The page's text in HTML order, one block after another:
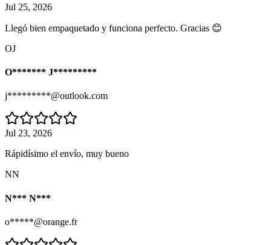
Jul 25, 2026
Llegó bien empaquetado y funciona perfecto. Gracias 😊
OJ
O******* J*********
j*********@outlook.com
Jul 23, 2026
Rápidísimo el envío, muy bueno
NN
N*** N***
o*****@orange.fr